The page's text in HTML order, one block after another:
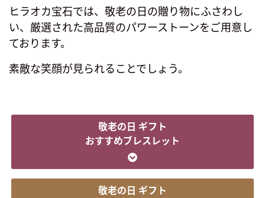
ヒラオカ宝石では、敬老の日の贈り物にふさわし
い、厳選された高品質のパワーストーンをご用意し
ております。
素敵な笑顔が見られることでしょう。
敬老の日 ギフト
おすすめブレスレット
敬老の日 ギフト